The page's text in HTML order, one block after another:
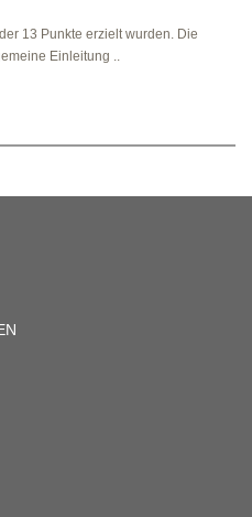
13 Punkte erzielt wurden. Die
Einleitung ..